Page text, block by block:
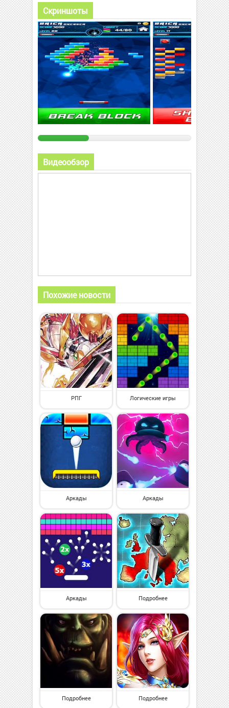
Скриншоты
Видеообзор
Похожие новости
РПГ Логические игры
Аркады Аркады
Аркады Подробнее
Подробнее Подробнее